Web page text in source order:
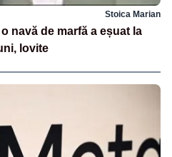
Stoica Marian
navă de marfă a eșuat la
lovite